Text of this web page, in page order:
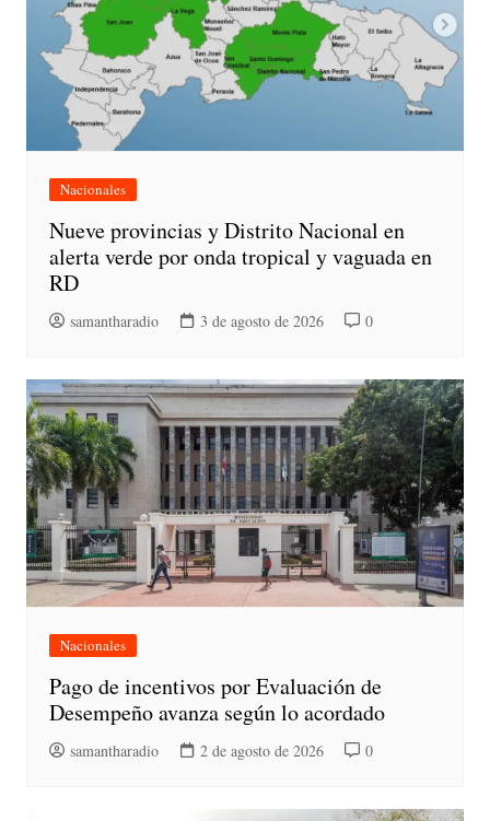
Nacionales
Nueve provincias y Distrito Nacional en
alerta verde por onda tropical y vaguada en
RD
samantharadio 3 de agosto de 2026 0
Nacionales
Pago de incentivos por Evaluación de
Desempeño avanza según lo acordado
samantharadio 2 de agosto de 2026 0